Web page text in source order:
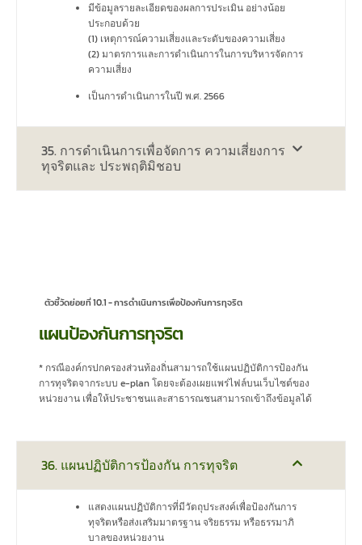
มีข้อมูลรายละเอียดของผลการประเมิน อย่างน้อย
ประกอบด้วย
(1) เหตุการณ์ความเสี่ยงและระดับของความเสี่ยง
(2) มาตรการและการดำเนินการในการบริหารจัดการ
ความเสี่ยง
เป็นการดำเนินการในปี พ.ศ. 2566
35. การดำเนินการเพื่อจัดการ ความเสี่ยงการ
ทุจริตและ ประพฤติมิชอบ
ตัวชี้วัดย่อยที่ 10.1 - การดำเนินการเพื่อป้องกันการทุจริต
แผนป้องกันการทุจริต
* กรณีองค์กรปกครองส่วนท้องถิ่นสามารถใช้แผนปฏิบัติการป้องกัน
การทุจริตจากระบบ e-plan โดยจะต้องเผยแพร่ไฟล์บนเว็บไซต์ของ
หน่วยงาน เพื่อให้ประชาชนและสาธารณชนสามารถเข้าถึงข้อมูลได้
36. แผนปฏิบัติการป้องกัน การทุจริต
แสดงแผนปฏิบัติการที่มีวัตถุประสงค์เพื่อป้องกันการ
ทุจริตหรือส่งเสริมมาตรฐาน จริยธรรม หรือธรรมาภิ
บาลของหน่วยงาน